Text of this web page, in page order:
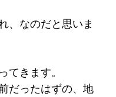
、なのだと思いま
てきます。
だったはずの、地